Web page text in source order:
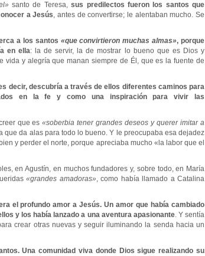
santo de Teresa,sus predilectos fueron los santos que
a Jesús, antes de convertirse; le alentaban mucho. Se
a los santos «que convirtieron muchas almas», porque
en ella: la de servir, la de mostrar lo bueno que es Dios y
vida y alegría que manan siempre de Él, que es la fuente de
decir, descubría a través de ellos diferentes caminos para
en la fe y como una inspiración para vivir las
que es «soberbia tener grandes deseos y querer imitar a
que da alas para todo lo bueno. Y le preocupaba esa dejadez
y perder el norte, porque apreciaba mucho «la labor que el
en Agustín, en muchos fundadores y, sobre todo, en María
«grandes amadoras», como había llamado a Catalina
el profundo amor a Jesús. Un amor que había cambiado
y los había lanzado a una aventura apasionante. Y sentía
crear otras nuevas y seguir iluminando la senda hacia un
Una comunidad viva donde Dios sigue realizando su